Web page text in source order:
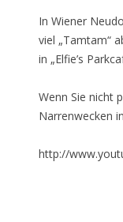
In Wiener
viel „Tamtam“
in „Elfie’s
Wenn Sie nicht
Narrenwecken
http://